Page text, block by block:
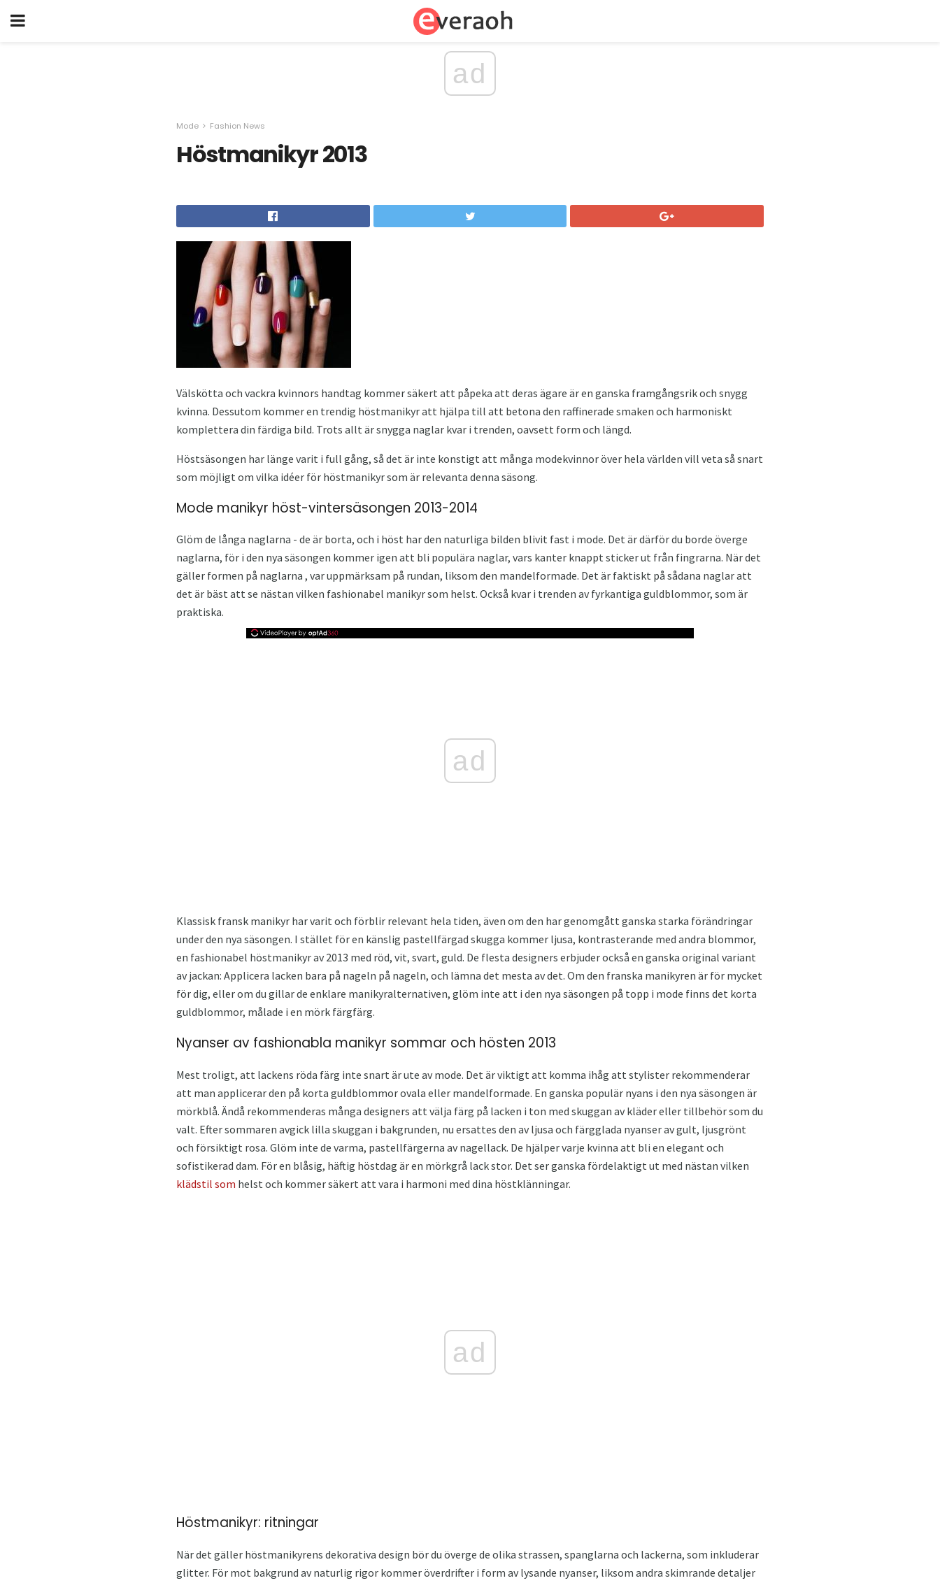
ad
Mode Fashion News
Höstmanikyr 2013
Välskötta och vackra kvinnors handtag kommer säkert att påpeka att deras ägare är en ganska framgångsrik och snygg
kvinna. Dessutom kommer en trendig höstmanikyr att hjälpa till att betona den raffinerade smaken och harmoniskt
komplettera din färdiga bild. Trots allt är snygga naglar kvar i trenden, oavsett form och längd.
Höstsäsongen har länge varit i full gång, så det är inte konstigt att många modekvinnor över hela världen vill veta så snart
som möjligt om vilka idéer för höstmanikyr som är relevanta denna säsong.
Mode manikyr höst-vintersäsongen 2013-2014
Glöm de långa naglarna - de är borta, och i höst har den naturliga bilden blivit fast i mode. Det är därför du borde överge
naglarna, för i den nya säsongen kommer igen att bli populära naglar, vars kanter knappt sticker ut från fingrarna. När det
gäller formen på naglarna , var uppmärksam på rundan, liksom den mandelformade. Det är faktiskt på sådana naglar att
det är bäst att se nästan vilken fashionabel manikyr som helst. Också kvar i trenden av fyrkantiga guldblommor, som är
praktiska.
ad
Klassisk fransk manikyr har varit och förblir relevant hela tiden, även om den har genomgått ganska starka förändringar
under den nya säsongen. I stället för en känslig pastellfärgad skugga kommer ljusa, kontrasterande med andra blommor,
en fashionabel höstmanikyr av 2013 med röd, vit, svart, guld. De flesta designers erbjuder också en ganska original variant
av jackan: Applicera lacken bara på nageln på nageln, och lämna det mesta av det. Om den franska manikyren är för mycket
för dig, eller om du gillar de enklare manikyralternativen, glöm inte att i den nya säsongen på topp i mode finns det korta
guldblommor, målade i en mörk färgfärg.
Nyanser av fashionabla manikyr sommar och hösten 2013
Mest troligt, att lackens röda färg inte snart är ute av mode. Det är viktigt att komma ihåg att stylister rekommenderar
att man applicerar den på korta guldblommor ovala eller mandelformade. En ganska populär nyans i den nya säsongen är
mörkblå. Ändå rekommenderas många designers att välja färg på lacken i ton med skuggan av kläder eller tillbehör som du
valt. Efter sommaren avgick lilla skuggan i bakgrunden, nu ersattes den av ljusa och färgglada nyanser av gult, ljusgrönt
och försiktigt rosa. Glöm inte de varma, pastellfärgerna av nagellack. De hjälper varje kvinna att bli en elegant och
sofistikerad dam. För en blåsig, häftig höstdag är en mörkgrå lack stor. Det ser ganska fördelaktigt ut med nästan vilken
klädstil som helst och kommer säkert att vara i harmoni med dina höstklänningar.
ad
Höstmanikyr: ritningar
När det gäller höstmanikyrens dekorativa design bör du överge de olika strassen, spanglarna och lackerna, som inkluderar
glitter. För mot bakgrund av naturlig rigor kommer överdrifter i form av lysande nyanser, liksom andra skimrande detaljer